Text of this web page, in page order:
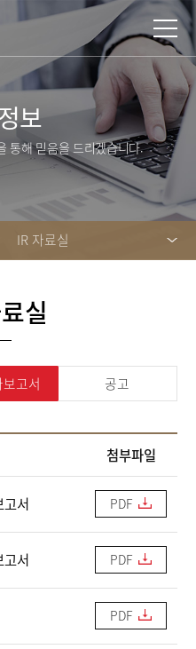
보
통해 믿음을 드리겠습니다.
IR 자료실
실
고서 공고
첨부파일
서 PDF
서 PDF
PDF